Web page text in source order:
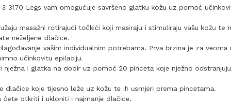
3170 Legs vam omogućuje savršeno glatku kožu uz pomoć
masažni rotirajući točkići koji masiraju i stimuliraju vašu kožu te
neželjene dlačice.
vašim individualnim potrebama. Prva brzina je za veoma
učinkovitu epilaciju.
nježna i glatka na dodir uz pomoć 20 pinceta koje nježno
koje tijesno leže uz kožu te ih usmjeri prema pincetama.
otkriti i ukloniti i najmanje dlačice.